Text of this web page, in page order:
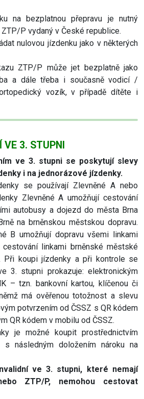
na bezplatnou přepravu je nutný
P vydaný v České republice.
nulovou jízdenku jako v některých
ZTP/P může jet bezplatně jako
a dále třeba i současně vodicí /
vozík, v případě dítěte i
3. STUPNI
ve 3. stupni se poskytují slevy
i na jednorázové jízdenky.
se používají Zlevněné A nebo
Zlevněné A umožňují cestování
autobusy a dojezd do města Brna
na brněnskou městskou dopravu.
B umožňují dopravu všemi linkami
linkami brněnské městské
Při koupi jízdenky a při kontrole se
3. stupni prokazuje: elektronickým
– tzn. bankovní kartou, klíčenou či
má ověřenou totožnost a slevu
potvrzením od ČSSZ s QR kódem
QR kódem v mobilu od ČSSZ.
je možné koupit prostřednictvím
s následným doložením nároku na
ve 3. stupni, které nemají
ZTP/P, nemohou cestovat